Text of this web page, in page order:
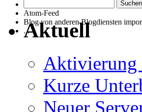
Atom-Feed
Blog von anderen Blogdiensten
...
Aktuell
Aktivierung
Kurze
Neuer